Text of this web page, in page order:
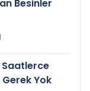
Besinler
Saatlerce
Yok